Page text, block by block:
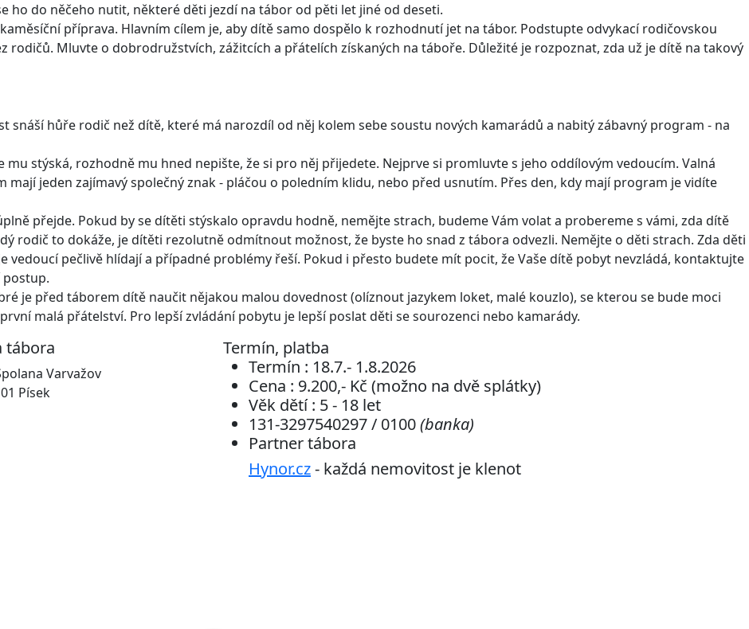
ho do něčeho nutit, některé děti jezdí na tábor od pěti let jiné od deseti.
příprava. Hlavním cílem je, aby dítě samo dospělo k rozhodnutí jet na tábor. Podstupte odvykací rodičovskou
rodičů. Mluvte o dobrodružstvích, zážitcích a přátelích získaných na táboře. Důležité je rozpoznat, zda už je dítě na takový
snáší hůře rodič než dítě, které má narozdíl od něj kolem sebe soustu nových kamarádů a nabitý zábavný program - na
mu stýská, rozhodně mu hned nepište, že si pro něj přijedete. Nejprve si promluvte s jeho oddílovým vedoucím. Valná
mají jeden zajímavý společný znak - pláčou o poledním klidu, nebo před usnutím. Přes den, kdy mají program je vidíte
přejde. Pokud by se dítěti stýskalo opravdu hodně, nemějte strach, budeme Vám volat a probereme s vámi, zda dítě
rodič to dokáže, je dítěti rezolutně odmítnout možnost, že byste ho snad z tábora odvezli. Nemějte o děti strach. Zda děti
vedoucí pečlivě hlídají a případné problémy řeší. Pokud i přesto budete mít pocit, že Vaše dítě pobyt nevzládá, kontaktujte
postup.
je před táborem dítě naučit nějakou malou dovednost (olíznout jazykem loket, malé kouzlo), se kterou se bude moci
malá přátelství. Pro lepší zvládání pobytu je lepší poslat děti se sourozenci nebo kamarády.
tábora
Varvažov
Písek
Termín, platba
Termín : 18.7.- 1.8.2026
Cena : 9.200,- Kč (možno na dvě splátky)
Věk dětí : 5 - 18 let
131-3297540297 / 0100(banka)
Partner tábora
Hynor.cz- každá nemovitost je klenot